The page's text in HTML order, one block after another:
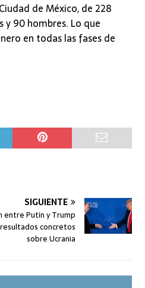
de México, de 228
y 90 hombres. Lo que
en todas las fases de
SIGUIENTE
entre Putin y Trump
concretos
sobre Ucrania